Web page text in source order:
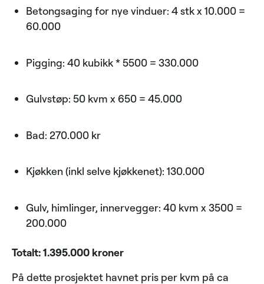
Betongsaging for nye vinduer: 4 stk x 10.000 =
60.000
Pigging: 40 kubikk * 5500 = 330.000
Gulvstøp: 50 kvm x 650 = 45.000
Bad: 270.000 kr
Kjøkken (inkl selve kjøkkenet): 130.000
Gulv, himlinger, innervegger: 40 kvm x 3500 =
200.000
Totalt: 1.395.000 kroner
På dette prosjektet havnet pris per kvm på ca